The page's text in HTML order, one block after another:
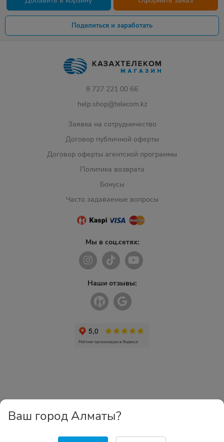
Поделиться и заработать
8 727 221 00 66
help.shop@telecom.kz
Заявка на сотрудничество
Договор публичной оферты
Договор оферты агентской программы
Политика возврата
Бонусы
Часто задаваемые вопросы
Мы в соц.сетях:
Наши отзывы:
Ваш город Алматы?